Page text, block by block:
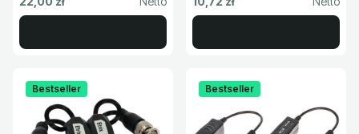
Bestseller Bestseller